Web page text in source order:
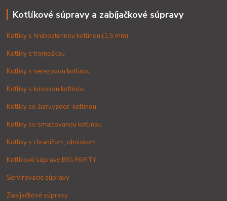
Kotlíkové súpravy a zabíjačkové súpravy
Kotlíky s hrubostennou kotlinou (1,5 mm)
Kotlíky s trojnožkou
Kotlíky s nerezovou kotlinou
Kotlíky s kovovou kotlinou
Kotlíky so žiaruvzdor. kotlinou
Kotlíky so smaltovanou kotlinou
Kotlíky s chráničom, ohniskom
Kotlíkové súpravy BIG PARTY
Servírovacie súpravy
Zabíjačkové súpravy